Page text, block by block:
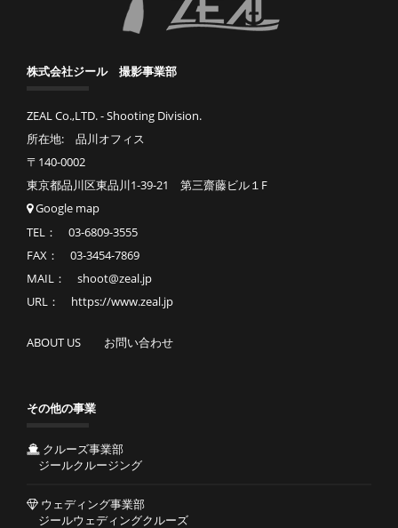
株式会社ジール 撮影事業部
ZEAL Co.,LTD. - Shooting Division.
所在地: 品川オフィス
〒140-0002
東京都品川区東品川1-39-21 第三齋藤ビル１F
Google map
TEL： 03-6809-3555
FAX： 03-3454-7869
MAIL： shoot@zeal.jp
URL： https://www.zeal.jp
ABOUT US お問い合わせ
その他の事業
クルーズ事業部
ジールクルージング
ウェディング事業部
ジールウェディングクルーズ